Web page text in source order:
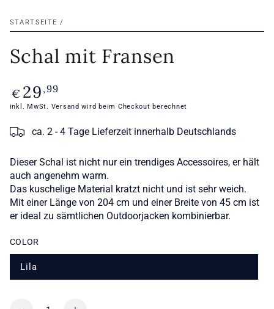
STARTSEITE /
Schal mit Fransen
Regulärer
Preis
€ 29 ,99
inkl. MwSt. Versand wird beim Checkout berechnet
ca. 2 - 4 Tage Lieferzeit innerhalb Deutschlands
Dieser Schal ist nicht nur ein trendiges Accessoires, er hält
auch angenehm warm.
Das kuschelige Material kratzt nicht und ist sehr weich.
Mit einer Länge von 204 cm und einer Breite von 45 cm ist
er ideal zu sämtlichen Outdoorjacken kombinierbar.
COLOR
Lila
Variante
ausverkauft
verfügbar